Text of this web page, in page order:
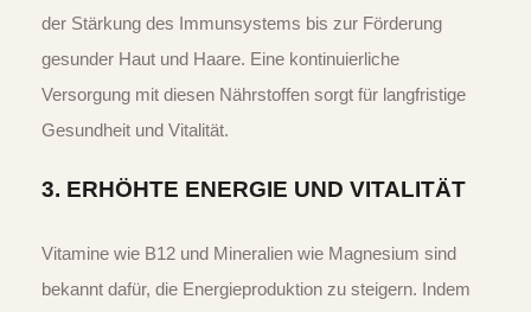
der Stärkung des Immunsystems bis zur Förderung
gesunder Haut und Haare. Eine kontinuierliche
Versorgung mit diesen Nährstoffen sorgt für langfristige
Gesundheit und Vitalität.
3. ERHÖHTE ENERGIE UND VITALITÄT
Vitamine wie B12 und Mineralien wie Magnesium sind
bekannt dafür, die Energieproduktion zu steigern. Indem